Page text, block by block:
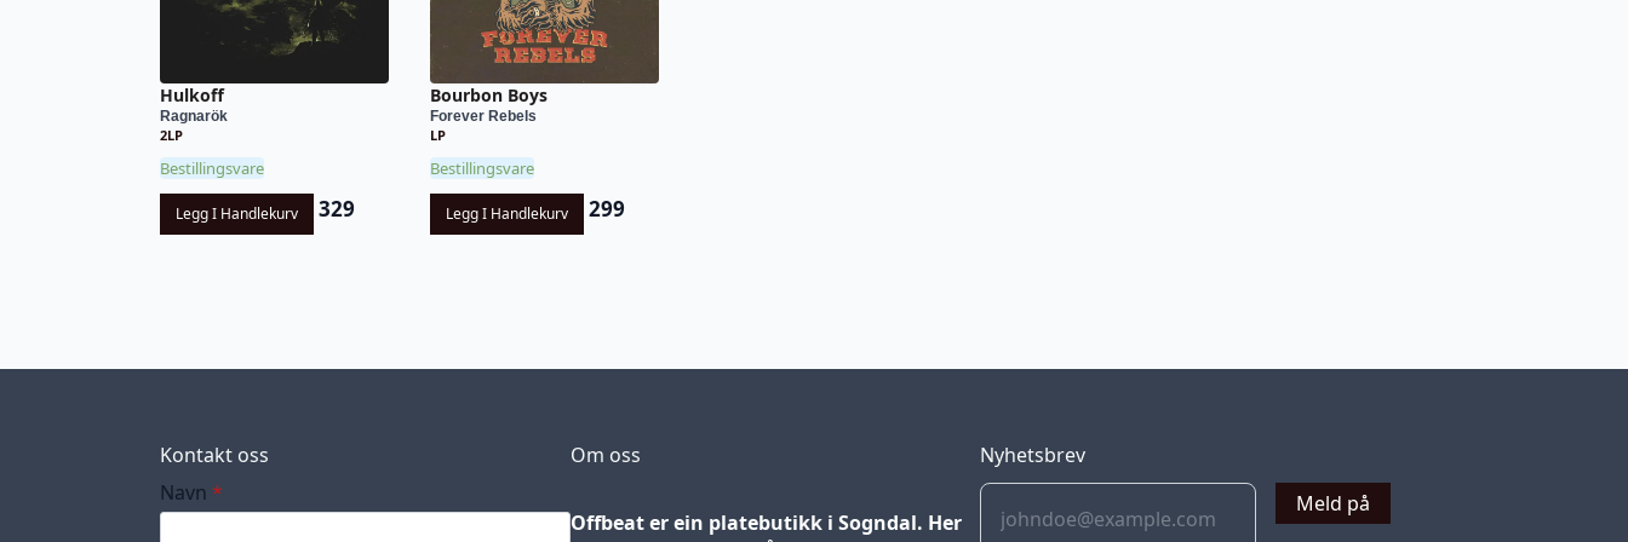
Hulkoff
Ragnarök
2LP
Bestillingsvare
Legg I Handlekurv 329
Bourbon Boys
Forever Rebels
LP
Bestillingsvare
Legg I Handlekurv 299
Kontakt oss
Navn *
Om oss
Offbeat er ein platebutikk i Sogndal. Her
Nyhetsbrev
Meld på